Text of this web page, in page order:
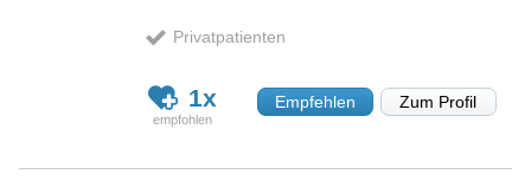
Privatpatienten
1x Empfehlen Zum Profil